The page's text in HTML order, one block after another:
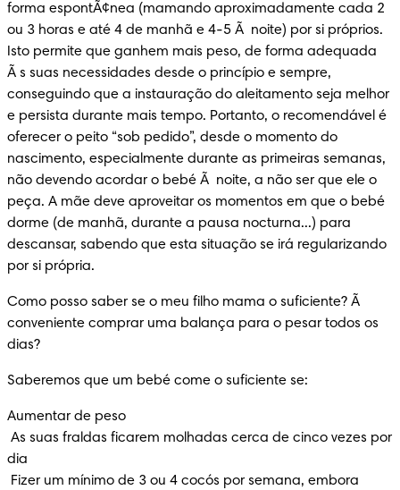
forma espontÃ¢nea (mamando aproximadamente cada 2
ou 3 horas e até 4 de manhã e 4-5 Ã  noite) por si próprios.
Isto permite que ganhem mais peso, de forma adequada
Ã s suas necessidades desde o princípio e sempre,
conseguindo que a instauração do aleitamento seja melhor
e persista durante mais tempo. Portanto, o recomendável é
oferecer o peito “sob pedido”, desde o momento do
nascimento, especialmente durante as primeiras semanas,
não devendo acordar o bebé Ã  noite, a não ser que ele o
peça. A mãe deve aproveitar os momentos em que o bebé
dorme (de manhã, durante a pausa nocturna...) para
descansar, sabendo que esta situação se irá regularizando
por si própria.
Como posso saber se o meu filho mama o suficiente? Ã
conveniente comprar uma balança para o pesar todos os
dias?
Saberemos que um bebé come o suficiente se:
Aumentar de peso
dia